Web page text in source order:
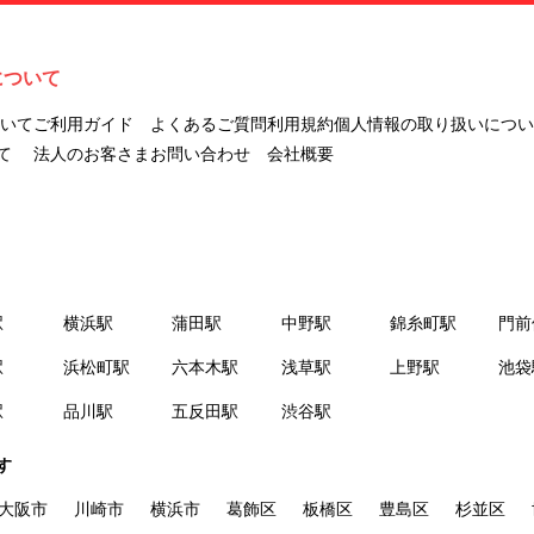
３.「本サイト」とは、当社が運営する本サービスに関するウェブサイ
トを意味します。
４.「物件」とは、本サイトに掲載された賃貸物件を意味します。
す。
７.「本会員制度」とは、会員による本サービスの利用の促進を目的と
８.「本規約等」とは、本規約、マイナビLIVINGご契約にあたり取得す
ョン注文書を意味します。
９.「契約期間開始日」とは、定期建物賃貸借契約（以下「賃貸借契
いて
てご利用ガイド
法人のお客さま
よくあるご質問
お問い合わせ
利用規約
会社概要
個人情報の取り扱いにつ
横浜駅 蒲田駅 中野駅 錦糸町駅 門
浜松町駅 六本木駅 浅草駅 上野駅 池
品川駅 五反田駅 渋谷駅
阪市 川崎市 横浜市 葛飾区 板橋区 豊島区 杉並区